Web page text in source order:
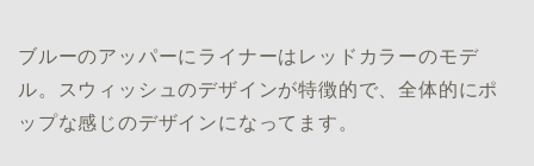
ブルーのアッパーにライナーはレッドカラーのモデ
ル。スウィッシュのデザインが特徴的で、全体的にポ
ップな感じのデザインになってます。